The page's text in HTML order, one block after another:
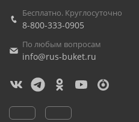
Бесплатно. Круглосуточно
8-800-333-0905
По любым вопросам
info@rus-buket.ru